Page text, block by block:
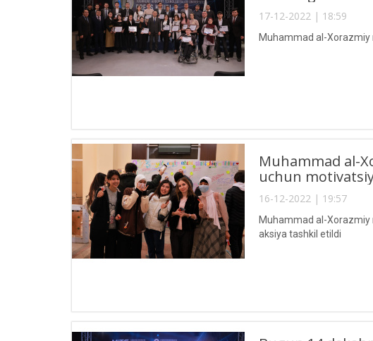
17-12-2022 | 18:59
Muhammad al-Xorazmiy
Muhammad al-
uchun
16-12-2022 | 19:57
Muhammad al-
aksiya tashkil etildi